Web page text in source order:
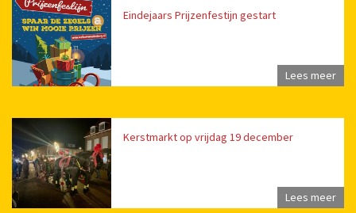
Eindejaars Prijzenfestijn gestart
Lees meer
Kerstmarkt op vrijdag 19 december
Lees meer